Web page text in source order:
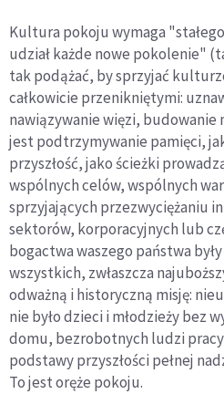
Kultura pokoju wymaga
udział każde nowe pokolenie"
tak podążać, by sprzyjać
całkowicie przenikniętymi:
nawiązywanie więzi, budowanie
jest podtrzymywanie pamięci,
przyszłość, jako ścieżki
wspólnych celów, wspólnych
sprzyjających przezwyciężaniu
sektorów, korporacyjnych lub
bogactwa waszego państwa
wszystkich, zwłaszcza
odważną i historyczną misję:
nie było dzieci i młodzieży bez
domu, bezrobotnych ludzi
podstawy przyszłości pełnej
To jest oręże pokoju.